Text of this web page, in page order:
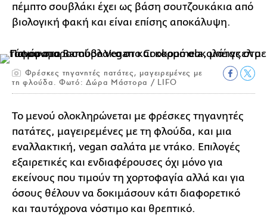
πέμπτο σουβλάκι έχει ως βάση σουτζουκάκια από
βιολογική φακή και είναι επίσης αποκάλυψη.
Φρέσκες τηγανητές πατάτες, μαγειρεμένες με
τη φλούδα. Φωτό: Δώρα Μάστορα / LIFO
Το μενού ολοκληρώνεται με φρέσκες τηγανητές
πατάτες, μαγειρεμένες με τη φλούδα, και μια
εναλλακτική, vegan σαλάτα με ντάκο. Επιλογές
εξαιρετικές και ενδιαφέρουσες όχι μόνο για
εκείνους που τιμούν τη χορτοφαγία αλλά και για
όσους θέλουν να δοκιμάσουν κάτι διαφορετικό
και ταυτόχρονα νόστιμο και θρεπτικό.